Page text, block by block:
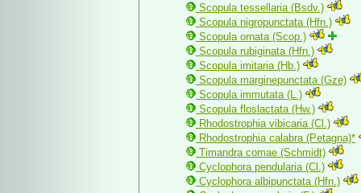
Scopula tessellaria (Bsdv.)
Scopula nigropunctata (Hfn.)
Scopula ornata (Scop.)
Scopula rubiginata (Hfn.)
Scopula imitaria (Hb.)
Scopula marginepunctata (Gze)
Scopula immutata (L.)
Scopula floslactata (Hw.)
Rhodostrophia vibicaria (Cl.)
Rhodostrophia calabra (Petagna)*
Timandra comae (Schmidt)
Cyclophora pendularia (Cl.)
Cyclophora albipunctata (Hfn.)